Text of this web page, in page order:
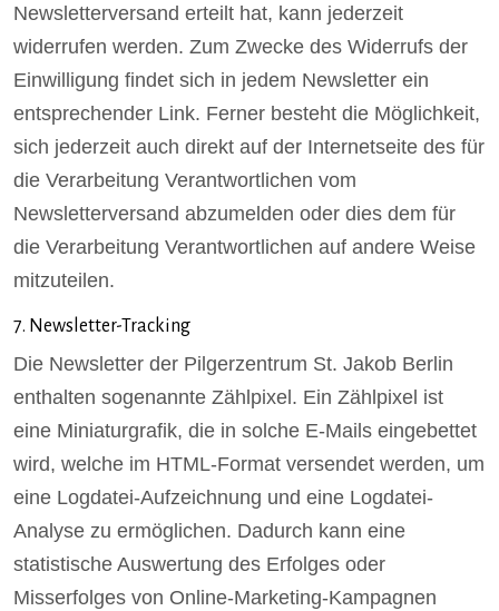
Newsletterversand erteilt hat, kann jederzeit
widerrufen werden. Zum Zwecke des Widerrufs der
Einwilligung findet sich in jedem Newsletter ein
entsprechender Link. Ferner besteht die Möglichkeit,
sich jederzeit auch direkt auf der Internetseite des für
die Verarbeitung Verantwortlichen vom
Newsletterversand abzumelden oder dies dem für
die Verarbeitung Verantwortlichen auf andere Weise
mitzuteilen.
7. Newsletter-Tracking
Die Newsletter der Pilgerzentrum St. Jakob Berlin
enthalten sogenannte Zählpixel. Ein Zählpixel ist
eine Miniaturgrafik, die in solche E-Mails eingebettet
wird, welche im HTML-Format versendet werden, um
eine Logdatei-Aufzeichnung und eine Logdatei-
Analyse zu ermöglichen. Dadurch kann eine
statistische Auswertung des Erfolges oder
Misserfolges von Online-Marketing-Kampagnen